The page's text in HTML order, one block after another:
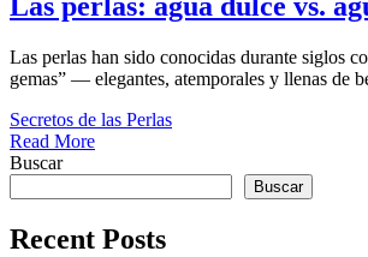
Las perlas: agua dulce vs.
Las perlas han sido conocidas durante siglos
gemas” — elegantes, atemporales y llenas de
Secretos de las Perlas
Read More
Buscar
Buscar
Recent Posts